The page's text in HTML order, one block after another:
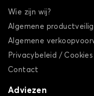
Wie zijn wij?
Algemene
Algemene
Privacybeleid / Cookies
Contact
Adviezen